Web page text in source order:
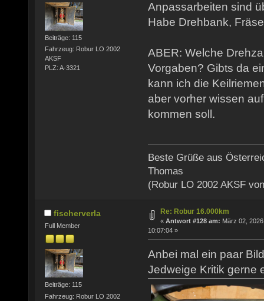
Beiträge: 115
Fahrzeug: Robur LO 2002
AKSF
PLZ: A-3321
Anpassarbeiten sind
Habe Drehbank,
ABER: Welche
Vorgaben? Gibts da
kann ich die
aber vorher wissen
kommen soll.
Beste Grüße aus
Thomas
(Robur LO 2002 AKSF
fischerverla
Full Member
Beiträge: 115
Fahrzeug: Robur LO 2002
Re: Robur 16.000km
« Antwort #128 am: März 02,
10:07:04 »
Anbei mal ein paar
Jedweige Kritik gerne